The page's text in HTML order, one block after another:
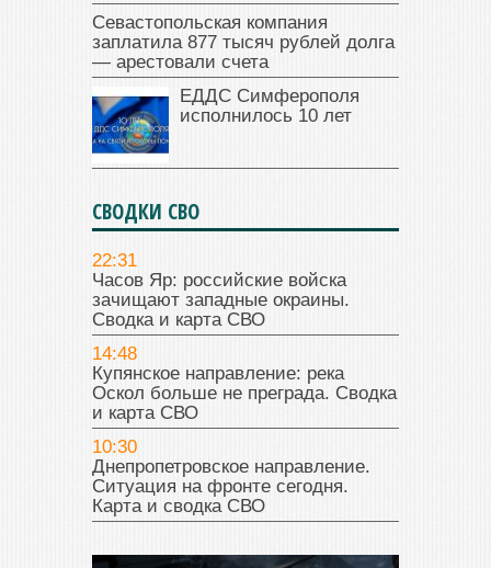
Севастопольская компания
заплатила 877 тысяч рублей долга
— арестовали счета
ЕДДС Симферополя
исполнилось 10 лет
СВОДКИ СВО
22:31
Часов Яр: российские войска
зачищают западные окраины.
Сводка и карта СВО
14:48
Купянское направление: река
Оскол больше не преграда. Сводка
и карта СВО
10:30
Днепропетровское направление.
Ситуация на фронте сегодня.
Карта и сводка СВО